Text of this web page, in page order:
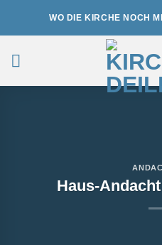
WO DIE KIRCHE NOCH
Haus-